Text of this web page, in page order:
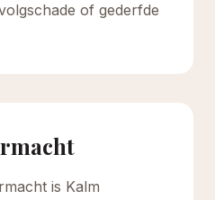
of gederfde
is Kalm